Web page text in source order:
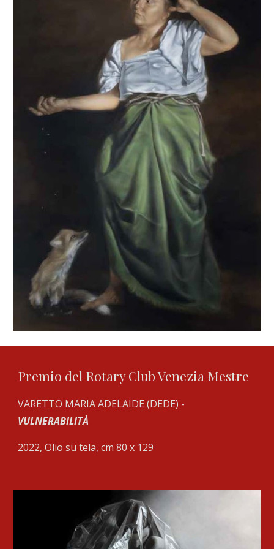
Premio del Rotary Club Venezia Mestre
VARETTO MARIA ADELAIDE (DEDE) -
VULNERABILITÀ
2022, Olio su tela, cm 80x 129